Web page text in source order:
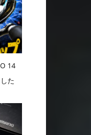
14
た